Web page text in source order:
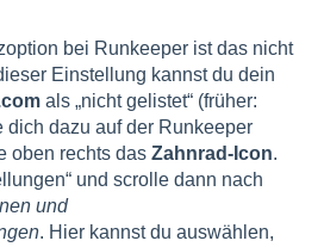
bei Runkeeper ist das nicht
Einstellung kannst du dein
als „nicht gelistet“ (früher:
dich dazu auf der Runkeeper
oben rechts das Zahnrad-Icon.
und scrolle dann nach
und
. Hier kannst du auswählen,